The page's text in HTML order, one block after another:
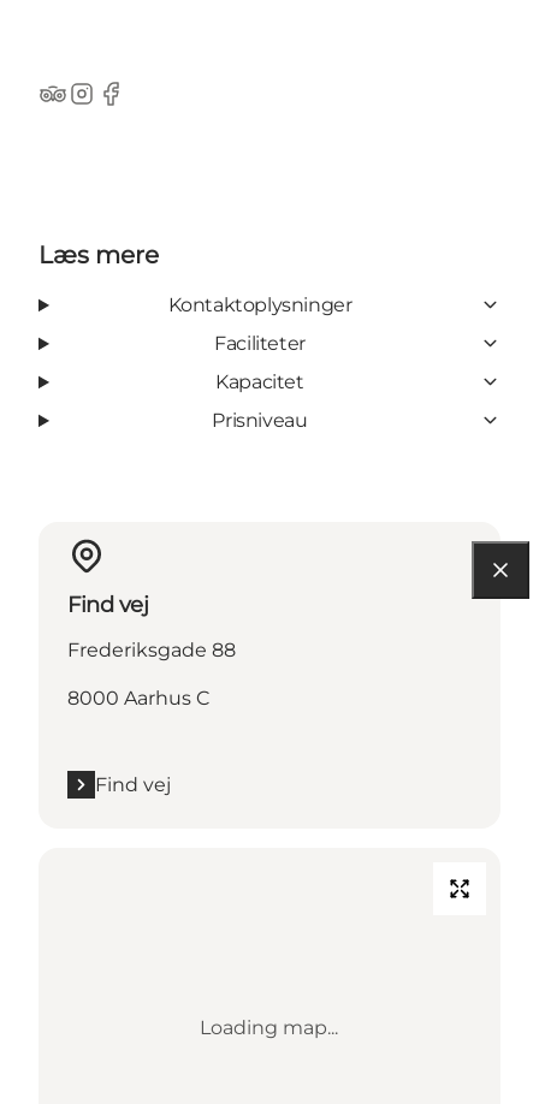
TripAdvisor
Instagram
Facebook
Læs mere
Kontaktoplysninger
Faciliteter
Kapacitet
Prisniveau
Find vej
Frederiksgade 88
8000 Aarhus C
Find vej
Loading map...